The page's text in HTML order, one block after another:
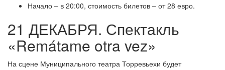
Начало – в 20:00, стоимость билетов – от 28 евро.
21 ДЕКАБРЯ. Спектакль
«Remátame otra vez»
На сцене Муниципального театра Торревьехи будет